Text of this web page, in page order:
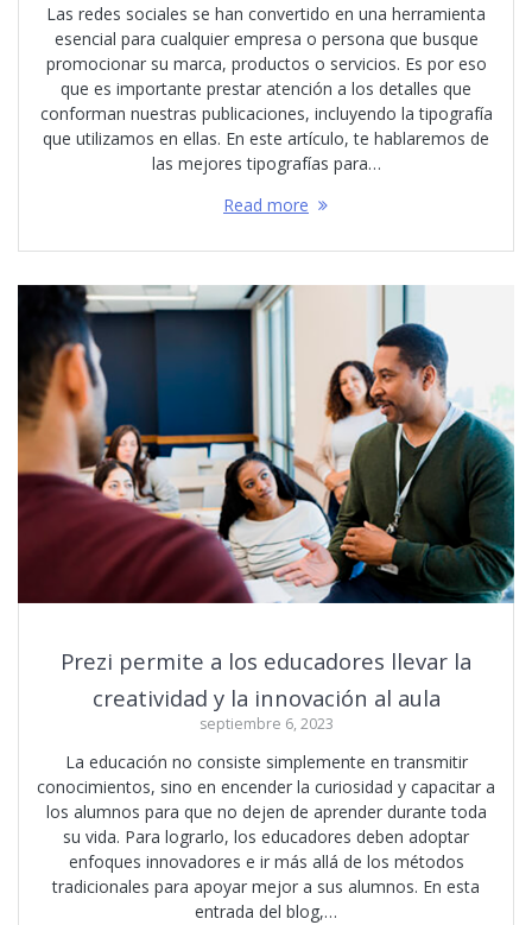
Las redes sociales se han convertido en una herramienta
esencial para cualquier empresa o persona que busque
promocionar su marca, productos o servicios. Es por eso
que es importante prestar atención a los detalles que
conforman nuestras publicaciones, incluyendo la tipografía
que utilizamos en ellas. En este artículo, te hablaremos de
las mejores tipografías para…
Read more
Prezi permite a los educadores llevar la
creatividad y la innovación al aula
septiembre 6, 2023
La educación no consiste simplemente en transmitir
conocimientos, sino en encender la curiosidad y capacitar a
los alumnos para que no dejen de aprender durante toda
su vida. Para lograrlo, los educadores deben adoptar
enfoques innovadores e ir más allá de los métodos
tradicionales para apoyar mejor a sus alumnos. En esta
entrada del blog,…